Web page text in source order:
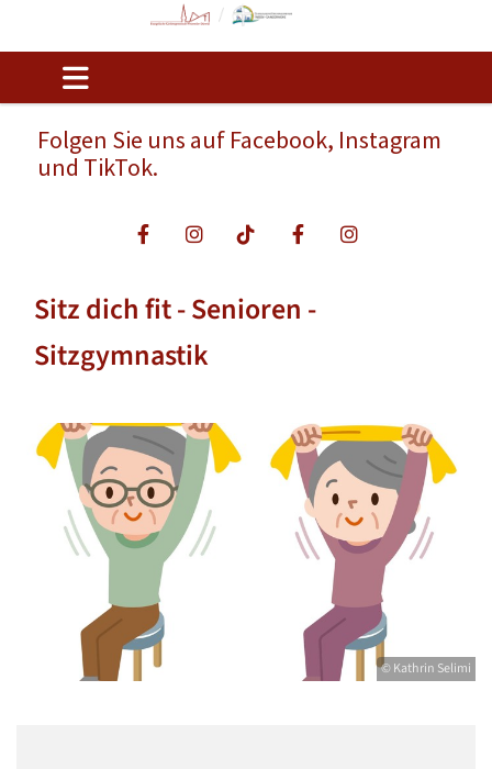
Folgen Sie uns auf Facebook, Instagram
und TikTok.
Sitz dich fit - Senioren -
Sitzgymnastik
© Kathrin Selimi